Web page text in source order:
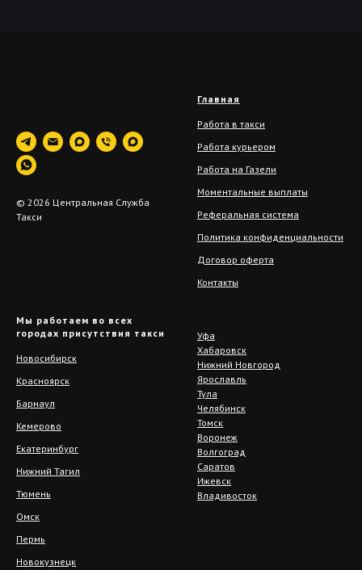
Главная
Работа в такси
Работа курьером
Работа на Газели
Моментальные выплаты
Реферальная система
Политика конфиденциальности
Договор оферта
Контакты
Мы работаем во всех
Уфа
Хабаровск
Нижний Новгород
Ярославль
Тула
Челябинск
Томск
Воронеж
Волгоград
Саратов